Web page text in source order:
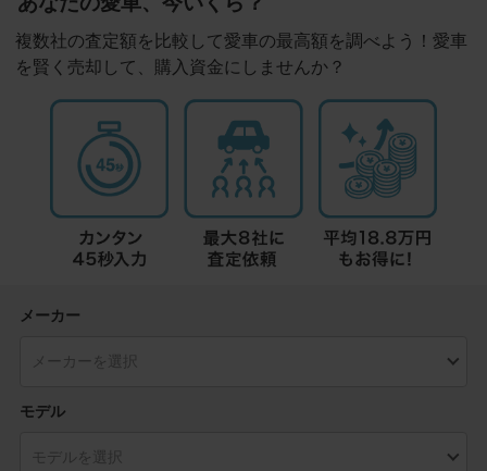
複数社の査定額を比較して愛車の最高額を調べよう！愛車
を賢く売却して、購入資金にしませんか？
メーカー
モデル